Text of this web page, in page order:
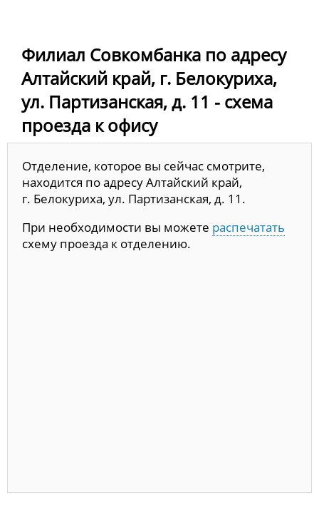
Филиал Совкомбанка по адресу
Алтайский край, г. Белокуриха,
ул. Партизанская, д. 11 - схема
проезда к офису
Отделение, которое вы сейчас смотрите,
находится по адресу Алтайский край,
г. Белокуриха, ул. Партизанская, д. 11.
При необходимости вы можете распечатать
схему проезда к отделению.